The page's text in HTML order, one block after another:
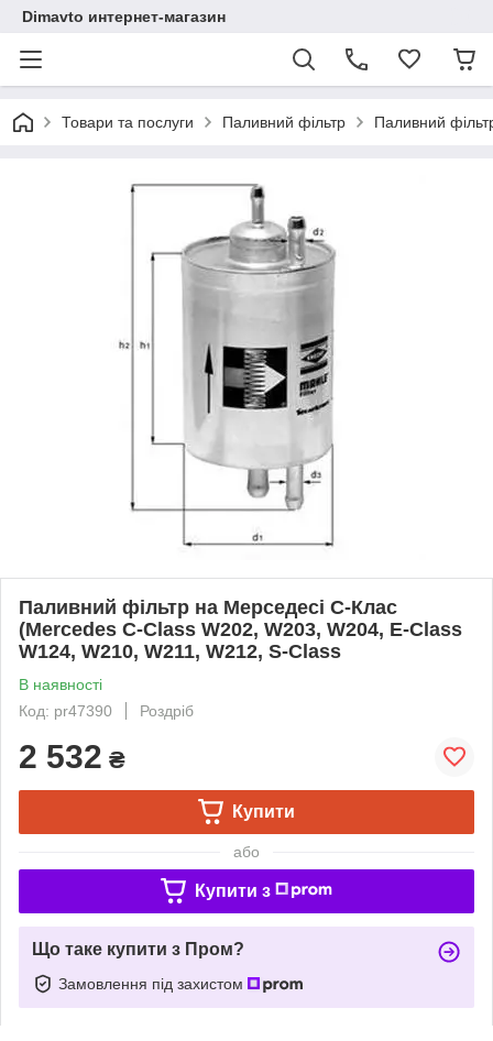
Dimavto интернет-магазин
Товари та послуги Паливний фільтр Паливний
Паливний фільтр на Мерседесі C-Клас
(Mercedes C-Class W202, W203, W204, E-Class
W124, W210, W211, W212, S-Class
В наявності
Код: pr47390
Роздріб
2 532 ₴
Купити
або
Купити з
Що таке купити з Пром?
Замовлення під захистом